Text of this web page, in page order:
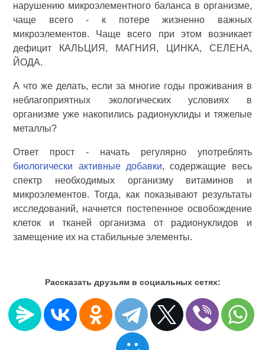
нарушению микроэлементного баланса в организме,
чаще всего - к потере жизненно важных
микроэлементов. Чаще всего при этом возникает
дефицит КАЛЬЦИЯ, МАГНИЯ, ЦИНКА, СЕЛЕНА,
ЙОДА.
А что же делать, если за многие годы проживания в
неблагоприятных экологических условиях в
организме уже накопились радионуклиды и тяжелые
металлы?
Ответ прост - начать регулярно употреблять
биологически активные добавки, содержащие весь
спектр необходимых организму витаминов и
микроэлементов. Тогда, как показывают результаты
исследований, начнется постепенное освобождение
клеток и тканей организма от радионуклидов и
замещение их на стабильные элементы.
Рассказать друзьям в социальных сетях: